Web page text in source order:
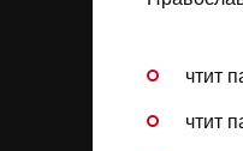
чтит
чтит